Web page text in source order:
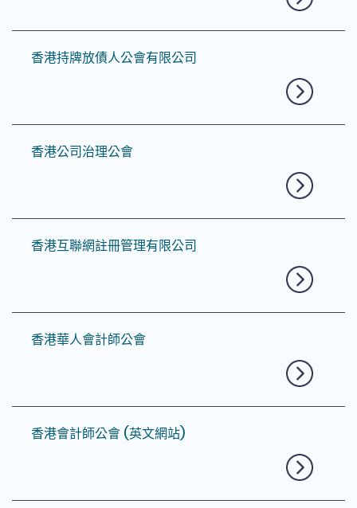
香港持牌放債人公會有限公司
香港公司治理公會
香港互聯網註冊管理有限公司
香港華人會計師公會
香港會計師公會 (英文網站)